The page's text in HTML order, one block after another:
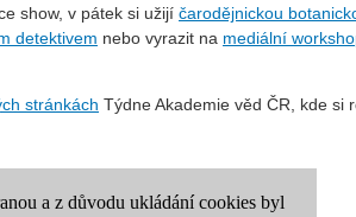
show, v pátek si užijí čarodějnickou
detektivem nebo vyrazit na mediální
stránkách Týdne Akademie věd ČR, kde si